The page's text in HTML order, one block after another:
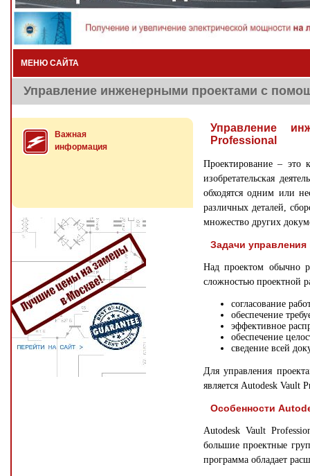
МЕНЮ САЙТА
Управление инженерными проектами с
Важная
информация
Управление
Professional
Проектирование – это
изобретательская
обходятся одним или
различных деталей,
множество других
Задачи управления
Над проектом обычно
сложностью проектной
согласование
обеспечение
эффективное
обеспечение
сведение всей
Для управления
является Autodesk Vault
Особенности
Autodesk Vault
большие проектные
программа обладает